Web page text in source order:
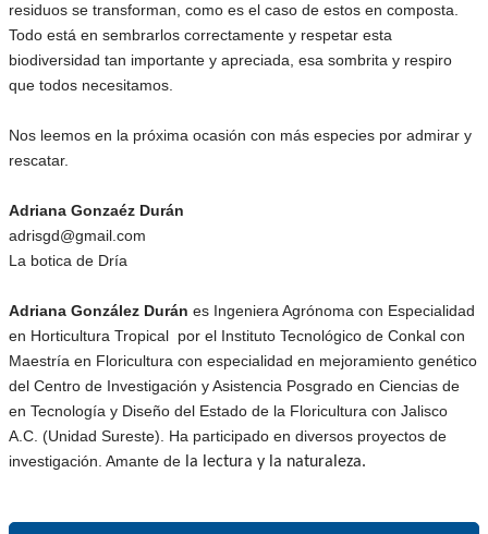
residuos se transforman, como es el caso de estos en composta.
Todo está en sembrarlos correctamente y respetar esta
biodiversidad tan importante y apreciada, esa sombrita y respiro
que todos necesitamos.
Nos leemos en la próxima ocasión con más especies por admirar y
rescatar.
Adriana Gonzaéz Durán
adrisgd@gmail.com
La botica de Dría
Adriana González Durán es Ingeniera Agrónoma con Especialidad
en Horticultura Tropical por el Instituto Tecnológico de Conkal con
Maestría en Floricultura con especialidad en mejoramiento genético
del Centro de Investigación y Asistencia Posgrado en Ciencias de
en Tecnología y Diseño del Estado de la Floricultura con Jalisco
A.C. (Unidad Sureste). Ha participado en diversos proyectos de
investigación. Amante de la lectura y la naturaleza.